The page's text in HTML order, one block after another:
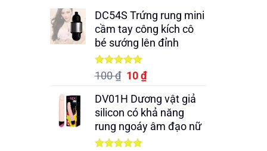
DC54S Trứng rung mini
cầm tay công kích cô
bé sướng lên đỉnh
Được xếp
hạng5.00
100₫ Giá
là:
100 ₫.
10₫Giá
tại
là:
10 ₫.
DV01H Dương vật giả
silicon có khả năng
rung ngoáy âm đạo nữ